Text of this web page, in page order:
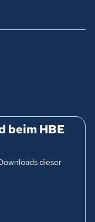
beim HBE
dieser